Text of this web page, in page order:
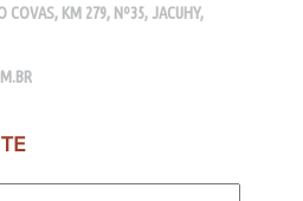
COVAS, KM 279, Nº35, JACUHY,